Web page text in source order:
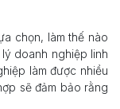
chọn, làm thế nào
doanh nghiệp linh
làm được nhiều
sẽ đảm bảo rằng